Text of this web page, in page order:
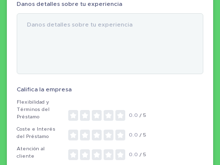
Danos detalles sobre tu experiencia
Califica la empresa
Flexibilidad y
Términos del
Préstamo
0.0 / 5
Coste e Interés
del Préstamo
0.0 / 5
Atención al
cliente
0.0 / 5